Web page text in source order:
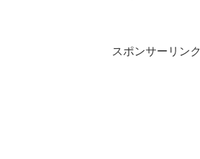
スポンサーリンク